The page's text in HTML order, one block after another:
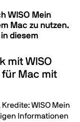
WISO Mein
Mac zu nutzen.
diesem
mit WISO
für Mac mit
WISO Mein
Informationen